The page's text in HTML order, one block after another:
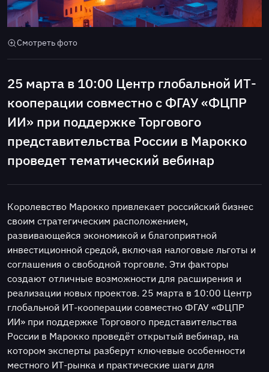
Смотреть фото
25 марта в 10:00 Центр глобальной ИТ-
кооперации совместно с ФГАУ «ФЦПР
ИИ» при поддержке Торгового
представительства России в Марокко
проведет тематический вебинар
Королевство Марокко привлекает российский бизнес
своим стратегическим расположением,
развивающейся экономикой и благоприятной
инвестиционной средой, включая налоговые льготы и
соглашения о свободной торговле. Эти факторы
создают отличные возможности для расширения и
реализации новых проектов. 25 марта в 10:00 Центр
глобальной ИТ-кооперации совместно ФГАУ «ФЦПР
ИИ» при поддержке Торгового представительства
России в Марокко проведёт открытый вебинар, на
котором эксперты разберут ключевые особенности
местного ИТ-рынка и практические шаги для